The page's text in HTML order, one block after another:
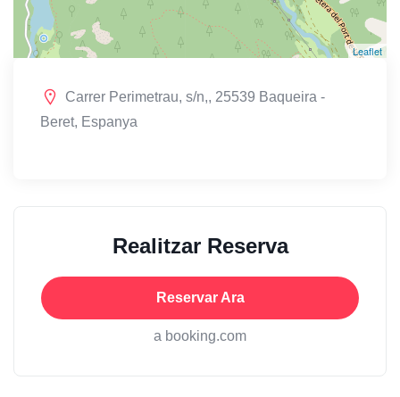
Leaflet
Carrer Perimetrau, s/n,, 25539 Baqueira -
Beret, Espanya
Realitzar Reserva
Reservar Ara
a booking.com